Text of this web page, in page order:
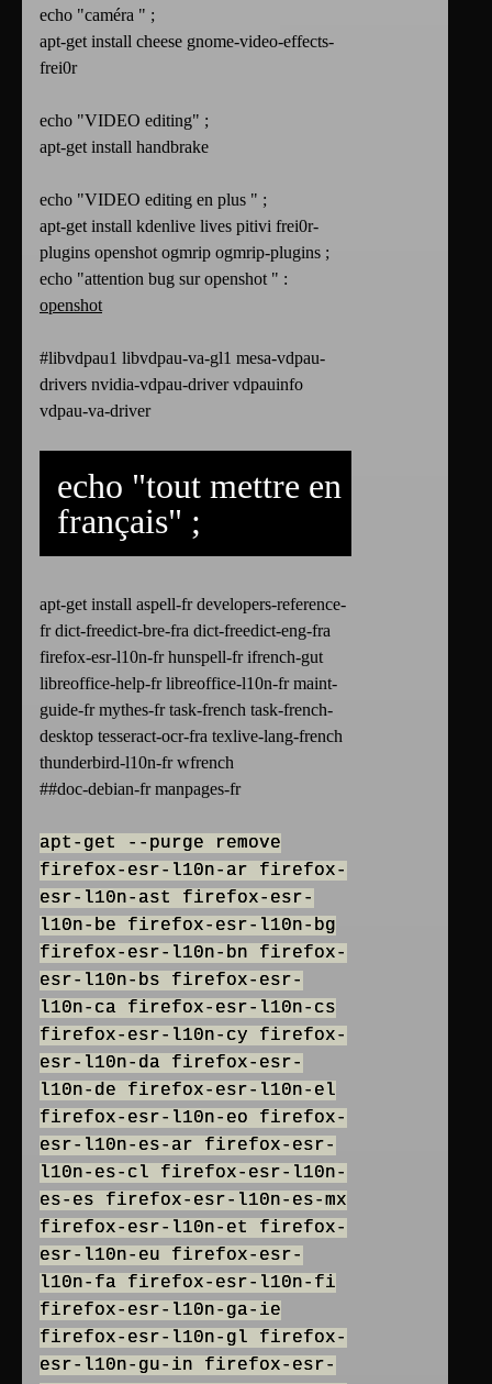
echo "caméra " ;
apt-get install cheese gnome-video-effects-
frei0r
echo "VIDEO editing" ;
apt-get install handbrake
echo "VIDEO editing en plus " ;
apt-get install kdenlive lives pitivi frei0r-
plugins openshot ogmrip ogmrip-plugins ;
echo "attention bug sur openshot " :
openshot
#libvdpau1 libvdpau-va-gl1 mesa-vdpau-
drivers nvidia-vdpau-driver vdpauinfo
vdpau-va-driver
echo "tout mettre en
français" ;
apt-get install aspell-fr developers-reference-
fr dict-freedict-bre-fra dict-freedict-eng-fra
firefox-esr-l10n-fr hunspell-fr ifrench-gut
libreoffice-help-fr libreoffice-l10n-fr maint-
guide-fr mythes-fr task-french task-french-
desktop tesseract-ocr-fra texlive-lang-french
thunderbird-l10n-fr wfrench
##doc-debian-fr manpages-fr
apt-get --purge remove
firefox-esr-l10n-ar firefox-
esr-l10n-ast firefox-esr-
l10n-be firefox-esr-l10n-bg
firefox-esr-l10n-bn firefox-
esr-l10n-bs firefox-esr-
l10n-ca firefox-esr-l10n-cs
firefox-esr-l10n-cy firefox-
esr-l10n-da firefox-esr-
l10n-de firefox-esr-l10n-el
firefox-esr-l10n-eo firefox-
esr-l10n-es-ar firefox-esr-
l10n-es-cl firefox-esr-l10n-
es-es firefox-esr-l10n-es-mx
firefox-esr-l10n-et firefox-
esr-l10n-eu firefox-esr-
l10n-fa firefox-esr-l10n-fi
firefox-esr-l10n-ga-ie
firefox-esr-l10n-gl firefox-
esr-l10n-gu-in firefox-esr-